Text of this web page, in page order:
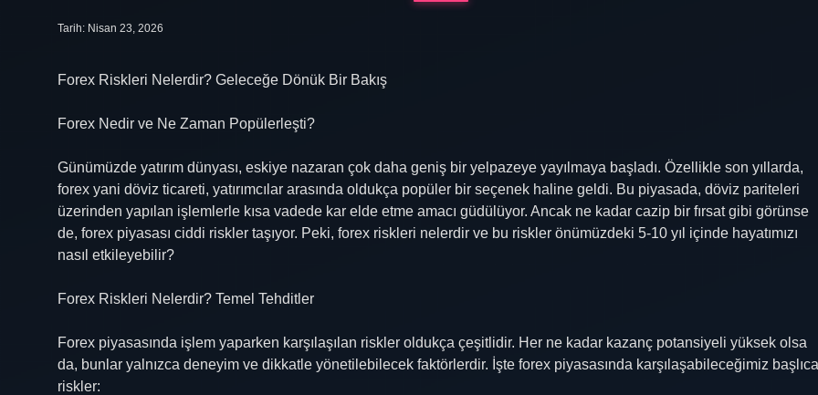
Tarih: Nisan 23, 2026
Forex Riskleri Nelerdir? Geleceğe Dönük Bir Bakış
Forex Nedir ve Ne Zaman Popülerleşti?
Günümüzde yatırım dünyası, eskiye nazaran çok daha geniş bir yelpazeye yayılmaya başladı. Özellikle son yıllarda,
forex yani döviz ticareti, yatırımcılar arasında oldukça popüler bir seçenek haline geldi. Bu piyasada, döviz pariteleri
üzerinden yapılan işlemlerle kısa vadede kar elde etme amacı güdülüyor. Ancak ne kadar cazip bir fırsat gibi görünse
de, forex piyasası ciddi riskler taşıyor. Peki, forex riskleri nelerdir ve bu riskler önümüzdeki 5-10 yıl içinde hayatımızı
nasıl etkileyebilir?
Forex Riskleri Nelerdir? Temel Tehditler
Forex piyasasında işlem yaparken karşılaşılan riskler oldukça çeşitlidir. Her ne kadar kazanç potansiyeli yüksek olsa
da, bunlar yalnızca deneyim ve dikkatle yönetilebilecek faktörlerdir. İşte forex piyasasında karşılaşabileceğimiz başlıca
riskler: